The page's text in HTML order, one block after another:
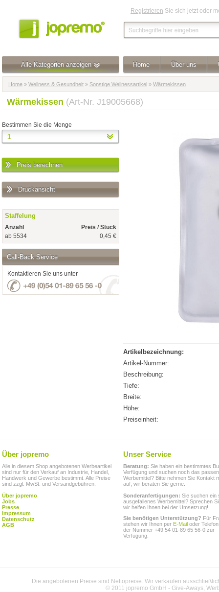
Registrieren Sie sich jetzt oder
Alle Kategorien anzeigen Home Über uns
Home » Wellness & Gesundheit » Sonstige Wellnessartikel » Wärmekissen
Wärmekissen (Art-Nr. J19005668)
Bestimmen Sie die Menge
Preis berechnen
Druckansicht
Staffelung
Anzahl
Preis / Stück
ab 5534
0,45 €
Call-Back Service
Kontaktieren Sie uns unter
Artikelbezeichnung:
Artikel-Nummer:
Beschreibung:
Tiefe:
Breite:
Höhe:
Preiseinheit:
Über jopremo
Alle in diesem Shop angebotenen Werbeartikel
sind nur für den Verkauf an Industrie, Handel,
Handwerk und Gewerbe bestimmt. Alle Preise
sind zzgl. MwSt. und Versandgebühren.
Über jopremo
Jobs
Presse
Impressum
Datenschutz
AGB
Unser Service
Beratung: Sie haben ein bestimmtes
Verfügung und suchen noch das
Werbemittel? Bitte nehmen Sie Kontakt
auf, wir beraten Sie gerne.
Sonderanfertigungen: Sie suchen ein
ausgefallenes Werbemittel? Sprechen
wir helfen Ihnen bei der Umsetzung!
Sie benötigen Unterstützung? Für
stehen wir Ihnen per E-Mail oder
der Nummer +49 54 01-89 65 56-0 zur
Verfügung.
Die angebotenen Preise sind Nettopreise. Wir verkaufen
© 2011 jopremo GmbH - Give-Aways,